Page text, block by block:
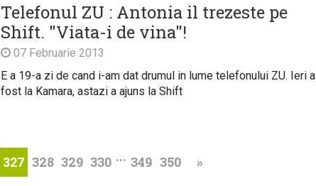
Telefonul ZU : Antonia il trezeste pe
Shift. "Viata-i de vina"!
07 Februarie 2013
E a 19-a zi de cand i-am dat drumul in lume telefonului ZU. Ieri a
fost la Kamara, astazi a ajuns la Shift
327 328 329 330 ... 349 350 »